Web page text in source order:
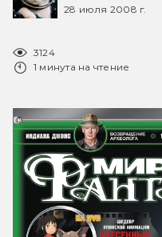
28 июля 2008 г.
3124
1 минута на чтение